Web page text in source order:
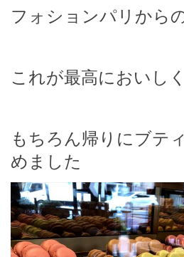
フォションパリから
これが最高においしく
もちろん帰りにブテ
めました